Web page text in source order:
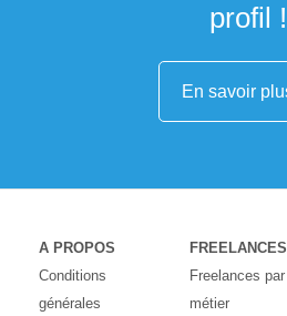
profil !
En savoir
A PROPOS
Conditions
générales
FREELANCES
Freelances par
métier